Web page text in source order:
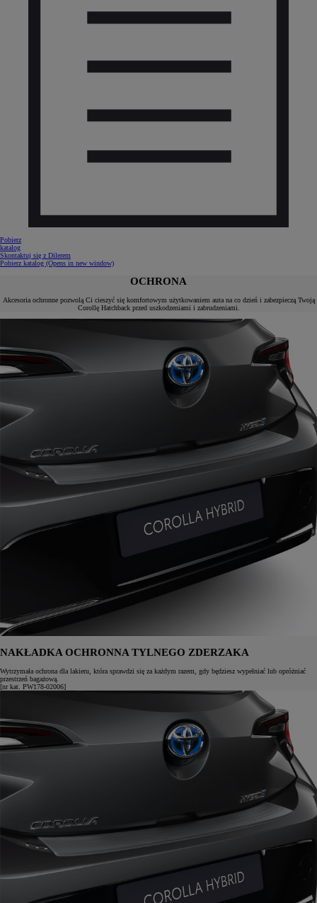
Pobierz
katalog
Skontaktuj się z Dilerem
Pobierz katalog (Opens in new window)
OCHRONA
Akcesoria ochronne pozwolą Ci cieszyć się komfortowym użytkowaniem auta na co dzień i zabezpieczą Twoją
Corollę Hatchback przed uszkodzeniami i zabrudzeniami.
NAKŁADKA OCHRONNA TYLNEGO ZDERZAKA
Wytrzymała ochrona dla lakieru, która sprawdzi się za każdym razem, gdy będziesz wypełniać lub opróżniać
przestrzeń bagażową.
[nr kat. PW178-02006]